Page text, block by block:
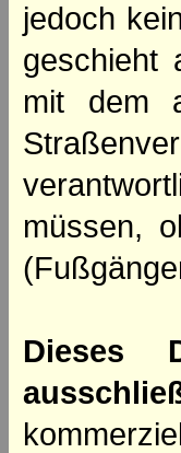
jedoch
geschieht
mit dem
müssen,
Dieses